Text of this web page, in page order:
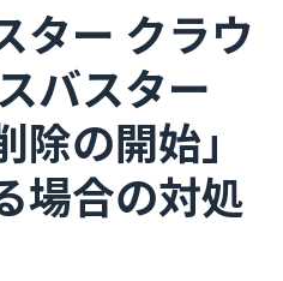
ター クラウ
バスター
の開始」
場合の対処